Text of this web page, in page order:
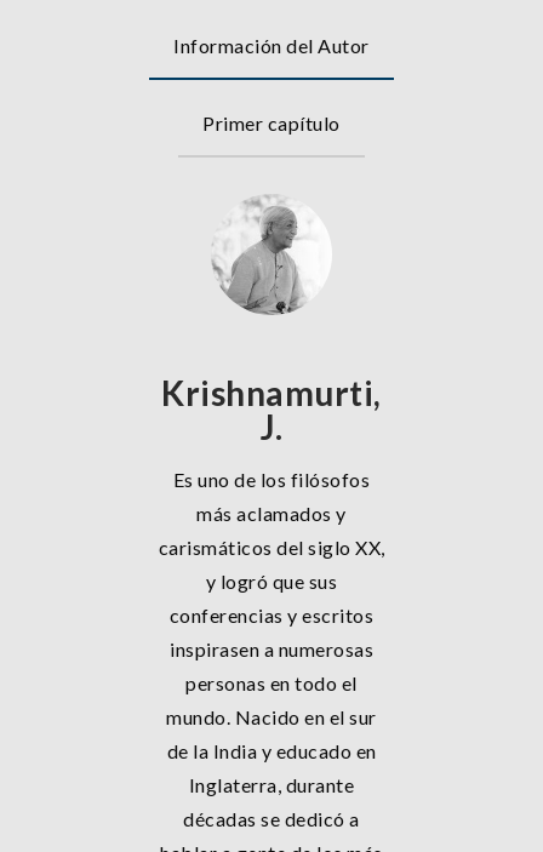
Información del Autor
Primer capítulo
Krishnamurti,
J.
Es uno de los filósofos
más aclamados y
carismáticos del siglo XX,
y logró que sus
conferencias y escritos
inspirasen a numerosas
personas en todo el
mundo. Nacido en el sur
de la India y educado en
Inglaterra, durante
décadas se dedicó a